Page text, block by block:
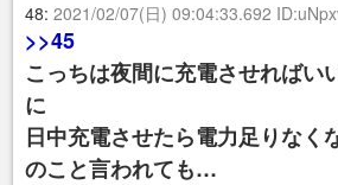
48: 2021/02/07(日) 09:04:33.692
>>45
こっちは夜間に充電させればい
に
日中充電させたら電力足りなく
のこと言われても…